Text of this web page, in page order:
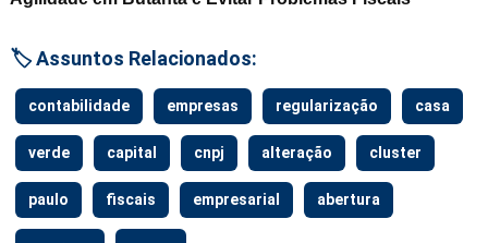
🏷️ Assuntos Relacionados:
contabilidade empresas regularização casa
verde capital cnpj alteração cluster
paulo fiscais empresarial abertura